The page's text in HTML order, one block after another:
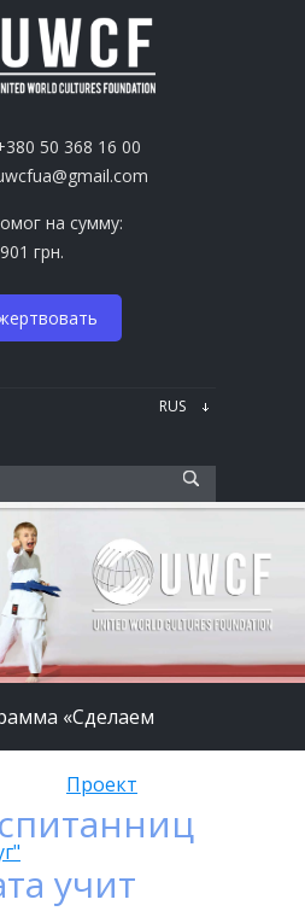
50 368 16 00
на сумму:
грн.
«Сделаем
Проект
учит